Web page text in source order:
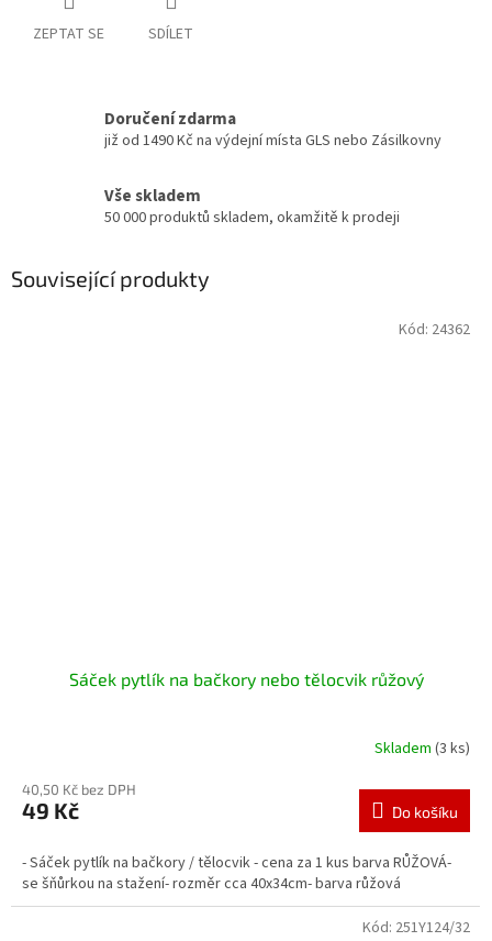
ZEPTAT SE SDÍLET
Doručení zdarma
již od 1490 Kč na výdejní místa GLS nebo Zásilkovny
Vše skladem
50 000 produktů skladem, okamžitě k prodeji
Související produkty
Sáček pytlík na bačkory nebo tělocvik růžový
Skladem (3 ks)
40,50 Kč bez DPH
49 Kč Do košíku
- Sáček pytlík na bačkory / tělocvik - cena za 1 kus barva RŮŽOVÁ-
se šňůrkou na stažení- rozměr cca 40x34cm- barva růžová
Kód: 24362
Kód: 251Y124/32